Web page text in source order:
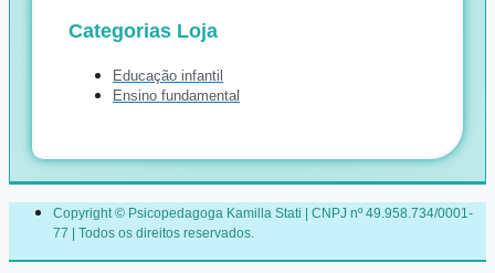
Categorias Loja
Educação infantil
Ensino fundamental
Copyright © Psicopedagoga Kamilla Stati | CNPJ nº 49.958.734/0001-
77 | Todos os direitos reservados.